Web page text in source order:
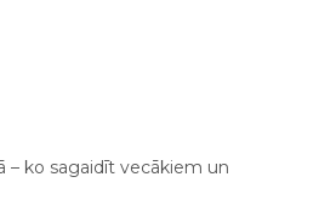
– ko sagaidīt vecākiem un